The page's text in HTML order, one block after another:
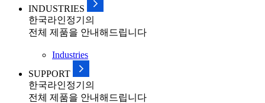
INDUSTRIES
한국라인정기의
전체 제품을 안내해드립니다
Industries
SUPPORT
한국라인정기의
전체 제품을 안내해드립니다